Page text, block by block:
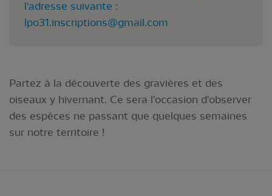
l'adresse suivante :
lpo31.inscriptions@gmail.com
Partez à la découverte des gravières et des
oiseaux y hivernant. Ce sera l'occasion d'observer
des espèces ne passant que quelques semaines
sur notre territoire !